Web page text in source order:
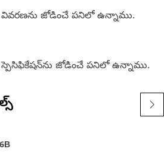
జోడించే పనిలో ఉన్నాము.
జోడించే పనిలో ఉన్నాము.